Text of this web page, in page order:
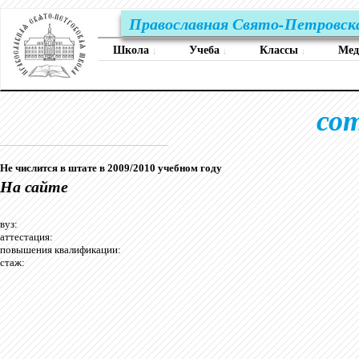
Православная Свято-
Школа ↓ Учеба ↓ Классы ↓
Не числится в штате в 2009/2010 учебном году
На сайте
вуз:
аттестация:
повышения квалификации:
стаж: